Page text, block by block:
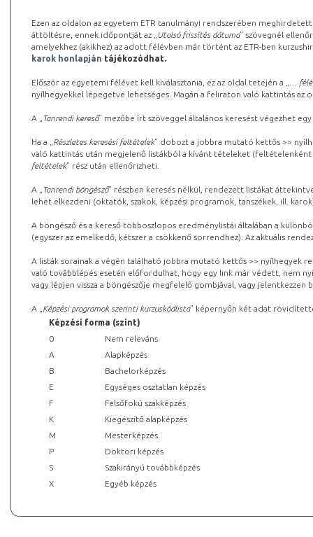
Ezen az oldalon az egyetem ETR tanulmányi rendszerében
áttöltésre, ennek időpontját az „ Utolsó frissítés dátuma” szövegnél
amelyekhez (akikhez) az adott félévben már történt az ETR-ben
karok honlapján tájékozódhat.
Először az egyetemi félévet kell kiválasztania, ez az oldal tetején a „
…
nyílhegyekkel lépegetve lehetséges. Magán a feliraton való kattintás az
A „ Tanrendi kereső” mezőbe írt szöveggel általános keresést végezhet
Ha a „ Részletes keresési feltételek” dobozt a jobbra mutató kettős >>
való kattintás után megjelenő listákból a kívánt tételeket (feltételenként
feltételek” rész után ellenőrizheti.
A „ Tanrendi böngésző” részben keresés nélkül, rendezett listákat
lehet elkezdeni (oktatók, szakok, képzési programok, tanszékek, ill.
A böngésző és a kereső többoszlopos eredménylistái általában a
(egyszer az emelkedő, kétszer a csökkenő sorrendhez). Az aktuális
A listák sorainak a végén található jobbra mutató kettős >> nyílhegyek
való továbblépés esetén előfordulhat, hogy egy link már védett, nem
vagy lépjen vissza a böngészője megfelelő gombjával, vagy
A „ Képzési programok szerinti kurzuskódlista” képernyőn két adat
Képzési forma (szint)
0
Nem releváns
A
Alapképzés
B
Bachelorképzés
E
Egységes osztatlan képzés
F
Felsőfokú szakképzés
K
Kiegészítő alapképzés
M
Mesterképzés
P
Doktori képzés
S
Szakirányú továbbképzés
X
Egyéb képzés